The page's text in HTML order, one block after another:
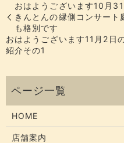
おはようございます10月
きんとんの縁側コンサート
も格別です
おはようございます11月2日
紹介その1
HOME
店舗案内